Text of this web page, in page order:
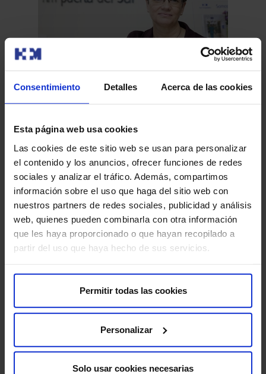
Consentimiento Detalles Acerca de las cookies
Esta página web usa cookies
Las cookies de este sitio web se usan para personalizar
el contenido y los anuncios, ofrecer funciones de redes
sociales y analizar el tráfico. Además, compartimos
información sobre el uso que haga del sitio web con
nuestros partners de redes sociales, publicidad y análisis
web, quienes pueden combinarla con otra información
que les haya proporcionado o que hayan recopilado a
partir del uso que haya hecho de sus servicios.
Permitir todas las cookies
Personalizar
Solo usar cookies necesarias
La biopsia asistida con vacío permite obtener
entrar en quirófano
La biopsia asistida con vacío con guía ecográfica (US-
VAB en sus siglas en inglés) es una técnica no quirúrgica
en la qu…
Leer más
Quiénes somos​
Excelencia en calidad​